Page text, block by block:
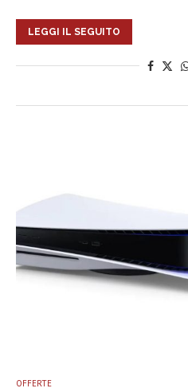
LEGGI IL SEGUITO
OFFERTE